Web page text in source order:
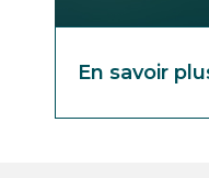
En savoir